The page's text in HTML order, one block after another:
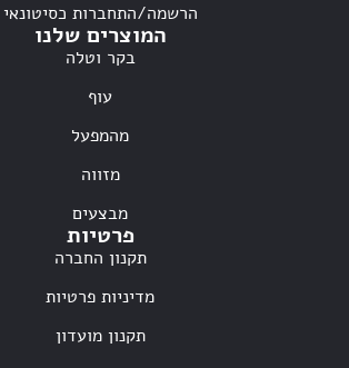
הרשמה/התחברות כסיטונאי
המוצרים שלנו
בקר וטלה
עוף
מהמפעל
מזווה
מבצעים
פרטיות
תקנון החברה
מדיניות פרטיות
תקנון מועדון